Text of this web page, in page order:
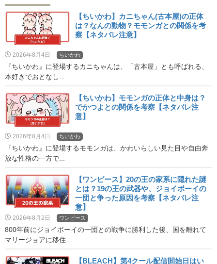
【ちいかわ】カニちゃん(古本屋)の正体
は？なんの動物？モモンガとの関係を考
察【ネタバレ注意】
2026年8月4日 ちいかわ
『ちいかわ』に登場するカニちゃんは、「古本屋」とも呼ばれる、
本好きでおとなし...
【ちいかわ】モモンガの正体と中身は？
でかつよとの関係を考察【ネタバレ注
意】
2026年8月4日 ちいかわ
『ちいかわ』に登場するモモンガは、かわいらしい見た目や自由奔
放な性格の一方で...
【ワンピース】20の王の家系に隠れた謎
とは？19の王の武器や、ジョイボーイの
一団と争った原因を考察【ネタバレ注
意】
2026年8月2日 ワンピース
800年前にジョイボーイの一団との戦争に勝利した後、国を離れて
マリージョアに移住...
【BLEACH】第4クール配信開始日はい